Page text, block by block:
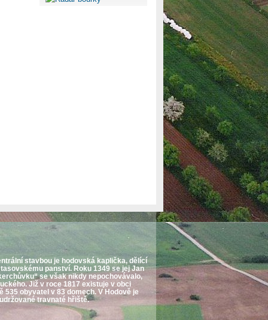
stavbou je hodovská kaplička, dělící
panství. Roku 1349 se jej Jan
se však nikdy nepochovávalo,
Již v roce 1817 existuje v obci
535 obyvatel v 83 domech. V Hodově je
travnaté hřiště.